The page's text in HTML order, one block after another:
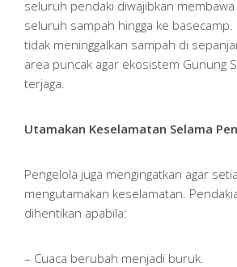
seluruh pendaki diwajibkan
seluruh sampah hingga ke basecamp.
tidak meninggalkan sampah di
area puncak agar ekosistem Gunung
terjaga.
Utamakan Keselamatan Selama
Pengelola juga mengingatkan agar
mengutamakan keselamatan.
dihentikan apabila:
– Cuaca berubah menjadi buruk.